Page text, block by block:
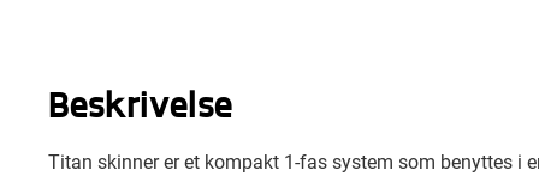
Beskrivelse
Titan skinner er et kompakt 1-fas system som benyttes i